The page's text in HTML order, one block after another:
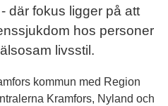
där fokus ligger på att
hos personer
livsstil.
kommun med Region
Kramfors, Nyland och